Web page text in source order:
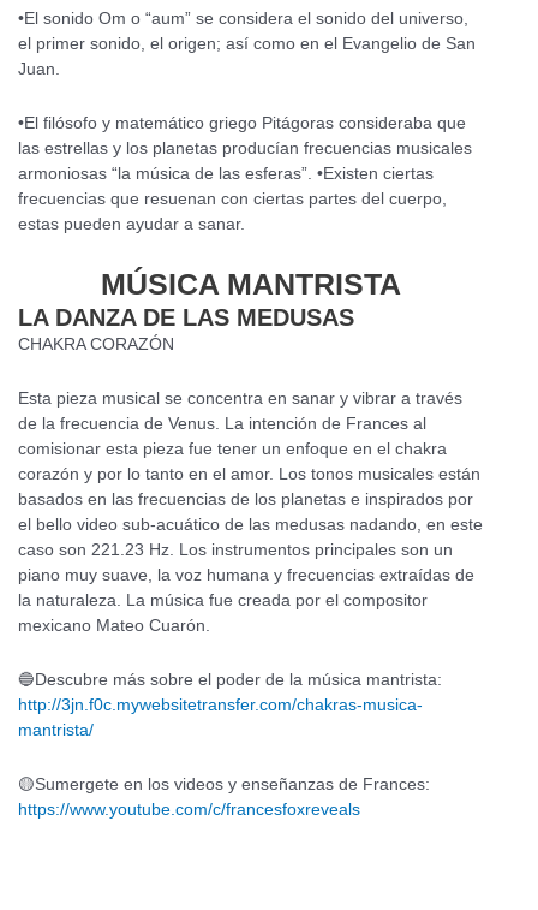
•El sonido Om o “aum” se considera el sonido del universo,
el primer sonido, el origen; así como en el Evangelio de San
Juan.
•El filósofo y matemático griego Pitágoras consideraba que
las estrellas y los planetas producían frecuencias musicales
armoniosas “la música de las esferas”. •Existen ciertas
frecuencias que resuenan con ciertas partes del cuerpo,
estas pueden ayudar a sanar.
MÚSICA MANTRISTA
LA DANZA DE LAS MEDUSAS
CHAKRA CORAZÓN
Esta pieza musical se concentra en sanar y vibrar a través
de la frecuencia de Venus. La intención de Frances al
comisionar esta pieza fue tener un enfoque en el chakra
corazón y por lo tanto en el amor. Los tonos musicales están
basados en las frecuencias de los planetas e inspirados por
el bello video sub-acuático de las medusas nadando, en este
caso son 221.23 Hz. Los instrumentos principales son un
piano muy suave, la voz humana y frecuencias extraídas de
la naturaleza. La música fue creada por el compositor
mexicano Mateo Cuarón.
🔵Descubre más sobre el poder de la música mantrista:
http://3jn.f0c.mywebsitetransfer.com/chakras-musica-
mantrista/
🟡Sumergete en los videos y enseñanzas de Frances:
https://www.youtube.com/c/francesfoxreveals